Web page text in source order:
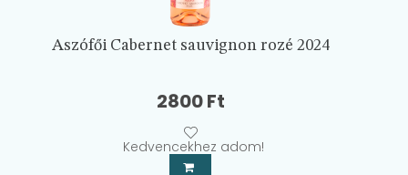
Aszófői Cabernet sauvignon rozé 2024
2800Ft
Kedvencekhez adom!